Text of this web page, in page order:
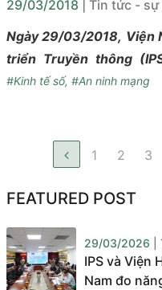
29/03/2018
| Tin tức -
Ngày 29/03/2018, Viện
triển Truyền thông
Nam và Phòng Thương
#Kinh tế số, #An ninh mạng
1 2 3
FEATURED POST
29/03/2026
IPS và Viện
Nam đo